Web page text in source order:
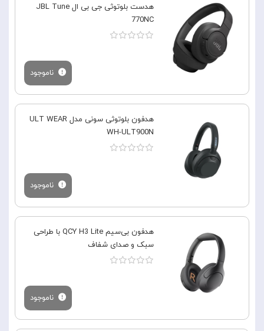
هدست بلوتوثی جی بی ال JBL Tune
770NC
ناموجود
هدفون بلوتوثی سونی مدل ULT WEAR
WH-ULT900N
ناموجود
هدفون بی‌سیم QCY H3 Lite با طراحی
سبک و صدای شفاف
ناموجود